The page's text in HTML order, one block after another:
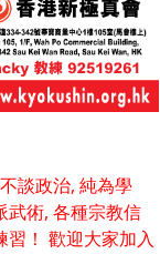
談政治, 純為學
武術, 各種宗教信
！ 歡迎大家加入